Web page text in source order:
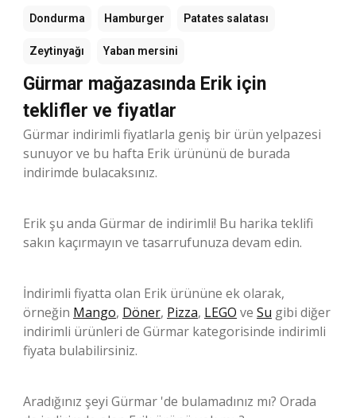
Dondurma Hamburger Patates salatası
Zeytinyağı Yaban mersini
Gürmar mağazasında Erik için
teklifler ve fiyatlar
Gürmar indirimli fiyatlarla geniş bir ürün yelpazesi
sunuyor ve bu hafta Erik ürününü de burada
indirimde bulacaksınız.
Erik şu anda Gürmar de indirimli! Bu harika teklifi
sakın kaçırmayın ve tasarrufunuza devam edin.
İndirimli fiyatta olan Erik ürününe ek olarak,
örneğin Mango, Döner, Pizza, LEGO ve Su gibi diğer
indirimli ürünleri de Gürmar kategorisinde indirimli
fiyata bulabilirsiniz.
Aradığınız şeyi Gürmar 'de bulamadınız mı? Orada